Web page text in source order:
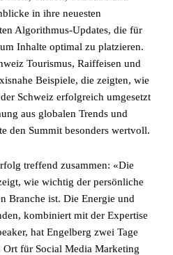
in ihre neuesten
Algorithmus-Updates, die für
Inhalte optimal zu platzieren.
Tourismus, Raiffeisen und
Beispiele, die zeigten, wie
Schweiz erfolgreich umgesetzt
aus globalen Trends und
den Summit besonders wertvoll.
treffend zusammen: «Die
wie wichtig der persönliche
Branche ist. Die Energie und
kombiniert mit der Expertise
hat Engelberg zwei Tage
für Social Media Marketing